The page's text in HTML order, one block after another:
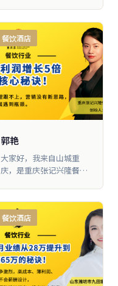
币”的机制，以会员储值
卡产品为中心，对公司产
品、分配机制和服 务流程
做了重新梳理。现在，家
和渔村的会员机制已经成
为我们的核心竞争力，顾
客们 也把拥有家和渔村的
会员卡当作一种身份的象
业绩，从最初的 20万元暴
涨到260万元，共增长13
倍
餐饮酒店
郭艳
大家好，我来自山城重
庆，是重庆张记兴隆餐饮
入咱们大脑营行学习的。
在学习之前，我们的团队
管理跟不上，营销没有新
思路，公司发展遇到了瓶
颈，每 个月业绩只有300
多万，利润只有50多万。
餐饮酒店